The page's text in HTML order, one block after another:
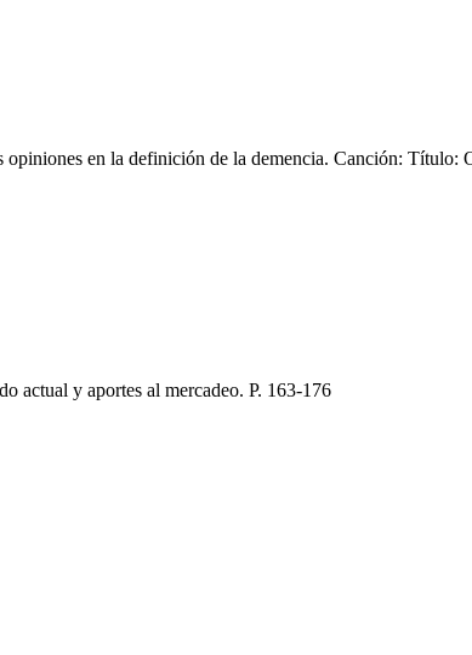
opiniones en la definición de la demencia. Canción:
actual y aportes al mercadeo. P. 163-176